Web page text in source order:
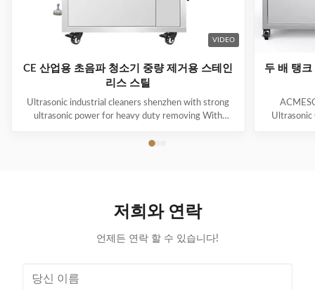
VIDEO
CE 산업용 초음파 청소기 중량 제거용 스테인
리스 스틸
Ultrasonic industrial cleaners shenzhen with strong
ultrasonic power for heavy duty removing With
widely used in engine block, engine parts cleaning,
ultrasonic cleaning of engine parts,
block,Semiconductor wafer,
두 배 탱
Ultrasonic
저희와 연락
언제든 연락 할 수 있습니다!